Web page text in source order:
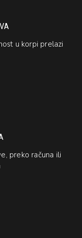
u korpi prelazi
preko računa ili